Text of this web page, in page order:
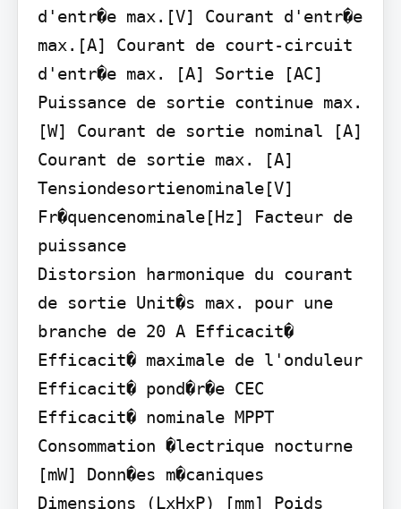
d'entr�e max.[V] Courant d'entr�e
max.[A] Courant de court-circuit
d'entr�e max. [A] Sortie [AC]
Puissance de sortie continue max.
[W] Courant de sortie nominal [A]
Courant de sortie max. [A]
Tensiondesortienominale[V]
Fr�quencenominale[Hz] Facteur de
puissance
Distorsion harmonique du courant
de sortie Unit�s max. pour une
branche de 20 A Efficacit�
Efficacit� maximale de l'onduleur
Efficacit� pond�r�e CEC
Efficacit� nominale MPPT
Consommation �lectrique nocturne
[mW] Donn�es m�caniques
Dimensions (LxHxP) [mm] Poids